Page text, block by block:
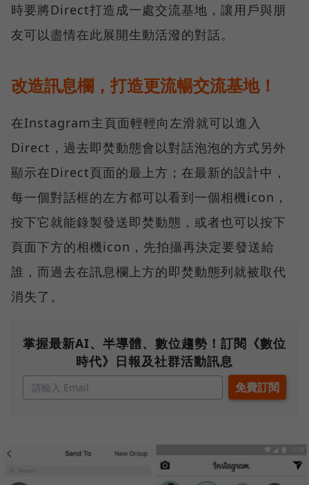
時要將Direct打造成一處交流基地，讓用戶與朋
友可以盡情在此展開生動活潑的對話。
改造訊息欄，打造更流暢交流基地！
在Instagram主頁面輕輕向左滑就可以進入
Direct，過去即焚動態會以對話泡泡的方式另外
顯示在Direct頁面的最上方；在最新的設計中，
每一個對話框的左方都可以看到一個相機icon，
按下它就能錄製發送即焚動態，或者也可以按下
頁面下方的相機icon，先拍攝再決定要發送給
誰，而過去在訊息欄上方的即焚動態列就被取代
消失了。
掌握最新AI、半導體、數位趨勢！訂閱《數位
時代》日報及社群活動訊息